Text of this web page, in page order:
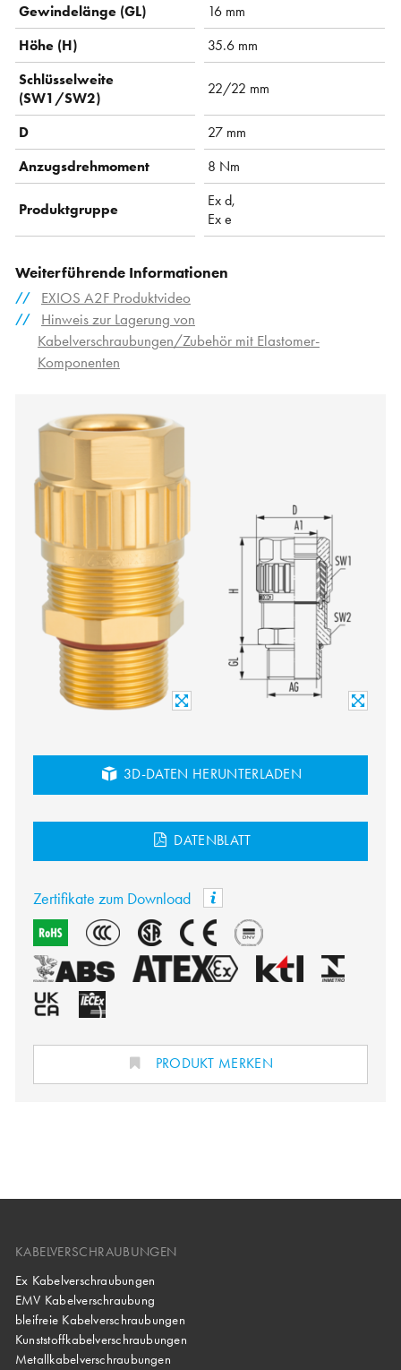
Gewindelänge (GL)
16 mm
Höhe (H)
35.6 mm
Schlüsselweite
(SW1/SW2)
22/22 mm
D
27 mm
Anzugsdrehmoment
8 Nm
Produktgruppe
Ex d,
Ex e
Weiterführende Informationen
EXIOS A2F Produktvideo
Hinweis zur Lagerung von
Kabelverschraubungen/Zubehör mit Elastomer-
Komponenten
3D-DATEN HERUNTERLADEN
DATENBLATT
Zertifikate zum Download
PRODUKT MERKEN
KABELVERSCHRAUBUNGEN
Ex Kabelverschraubungen
EMV Kabelverschraubung
bleifreie Kabelverschraubungen
Kunststoffkabelverschraubungen
Metallkabelverschraubungen